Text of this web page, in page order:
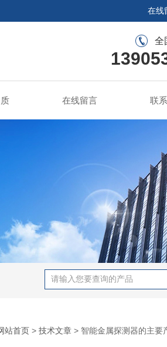
在线
全
在线留言 联
站首页 > 技术文章 > 智能金属探测器的主要